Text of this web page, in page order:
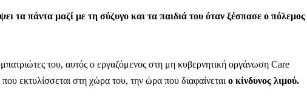
τα πάντα μαζί με τη σύζυγο και τα παιδιά του όταν ξέσπασε ο πόλεμος
του, αυτός ο εργαζόμενος στη μη κυβερνητική οργάνωση Care
που εκτυλίσσεται στη χώρα του, την ώρα που διαφαίνεται ο κίνδυνος λιμού.